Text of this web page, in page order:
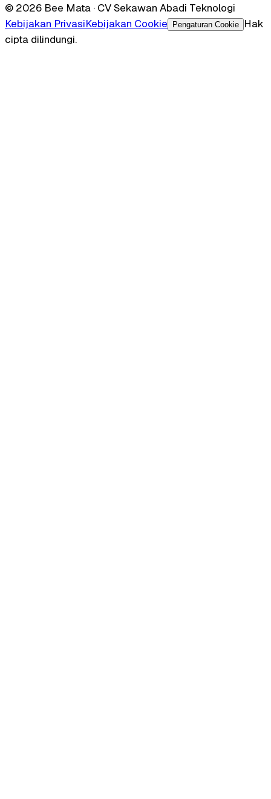
© 2026 Bee Mata · CV Sekawan Abadi Teknologi
Kebijakan PrivasiKebijakan Cookie Pengaturan Cookie
Hak
cipta dilindungi.